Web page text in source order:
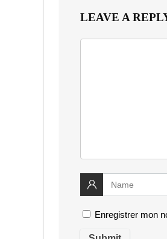
LEAVE A
Enregistrer mon